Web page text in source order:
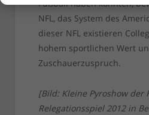
Fußball haben könnten,
NFL, das System des
dieser NFL existieren
hohem sportlichen Wert
Zuschauerzuspruch.
[Bild: Kleine Pyroshow der
Relegationsspiel 2012 in